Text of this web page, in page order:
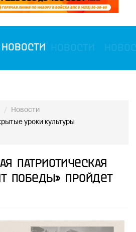
Новости Новости
Новости
уроки культуры
патриотическая
Победы» пройдет